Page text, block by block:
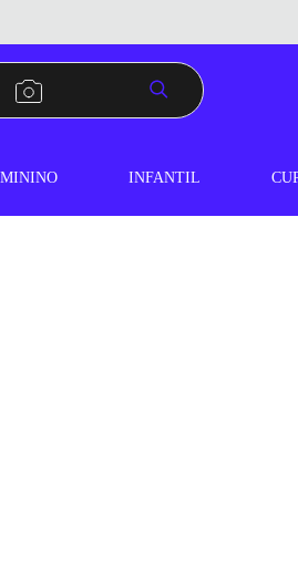
INFANTIL